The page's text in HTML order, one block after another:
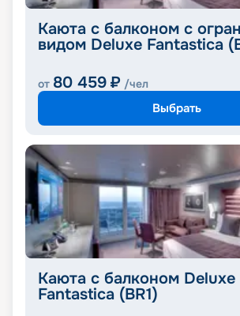
Каюта с балконом с
видом Deluxe Fantastica
от 80 459 ₽ /чел
Выбрать
Каюта с балконом Deluxe
Fantastica (BR1)